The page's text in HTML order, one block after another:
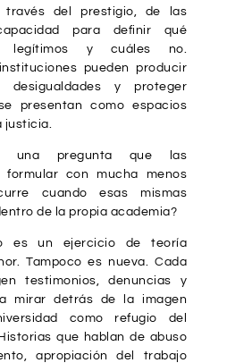
través del prestigio, de las
para definir qué
legítimos y cuáles no.
pueden producir
desigualdades y proteger
presentan como espacios
justicia.
una pregunta que las
formular con mucha menos
cuando esas mismas
de la propia academia?
es un ejercicio de teoría
Tampoco es nueva. Cada
testimonios, denuncias y
mirar detrás de la imagen
como refugio del
que hablan de abuso
apropiación del trabajo